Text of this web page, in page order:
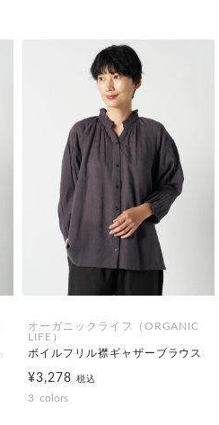
オーガニックライフ（ORGANIC
LIFE）
ボイルフリル襟ギャザーブラウス
¥3,278 税込
3 colors